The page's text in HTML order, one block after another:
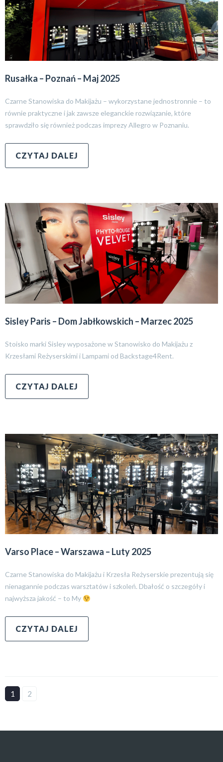
Rusałka – Poznań – Maj 2025
Czarne Stanowiska do Makijażu – wykorzystane jednostronnie – to
równie praktyczne i jak zawsze eleganckie rozwiązanie, które
sprawdziło się również podczas imprezy Allegro w Poznaniu.
CZYTAJ DALEJ
Sisley Paris – Dom Jabłkowskich – Marzec 2025
Stoisko marki Sisley wyposażone w Stanowisko do Makijażu z
Krzesłami Reżyserskimi i Lampami od Backstage4Rent.
CZYTAJ DALEJ
Varso Place – Warszawa – Luty 2025
Czarne Stanowiska do Makijażu i Krzesła Reżyserskie prezentują się
nienagannie podczas warsztatów i szkoleń. Dbałość o szczegóły i
najwyższa jakość – to My
CZYTAJ DALEJ
1 2